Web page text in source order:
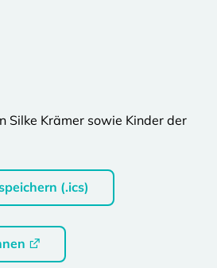
Silke Krämer sowie Kinder der
(.ics)